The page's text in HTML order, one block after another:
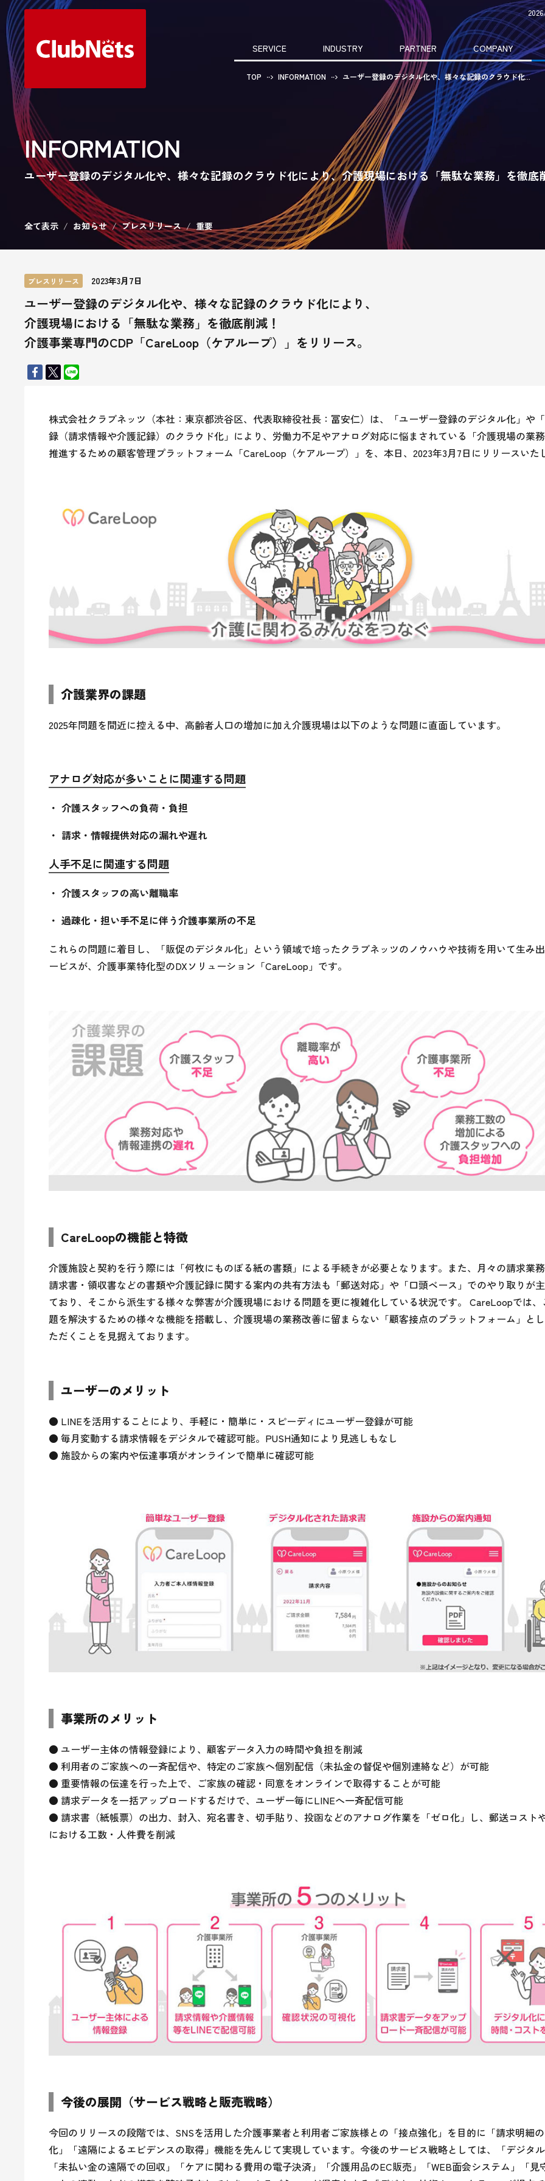
SERVICE INDUSTRY PARTNER COMPANY
TOP INFORMATION ユーザー登録のデジタル化や、様々な記録のクラウド化...
INFORMATION
ユーザー登録のデジタル化や、様々な記録のクラウド化により、介護現場における「無駄な業務」を徹
全て表示 お知らせ プレスリリース 重要
プレスリリース 2023年3月7日
ユーザー登録のデジタル化や、様々な記録のクラウド化により、
介護現場における「無駄な業務」を徹底削減！
介護事業専門のCDP「CareLoop（ケアループ）」をリリース。
株式会社クラブネッツ（本社：東京都渋谷区、代表取締役社長：冨安仁）は、「ユーザー登録のデジタル化」や
録（請求情報や介護記録）のクラウド化」により、労働力不足やアナログ対応に悩まされている「介護現場の業
推進するための顧客管理プラットフォーム「CareLoop（ケアループ）」を、本日、2023年3月7日にリリースいた
介護業界の課題
2025年問題を間近に控える中、高齢者人口の増加に加え介護現場は以下のような問題に直面しています。
アナログ対応が多いことに関連する問題
介護スタッフへの負荷・負担
請求・情報提供対応の漏れや遅れ
人手不足に関連する問題
介護スタッフの高い離職率
過疎化・担い手不足に伴う介護事業所の不足
これらの問題に着目し、「販促のデジタル化」という領域で培ったクラブネッツのノウハウや技術を用いて生み
ービスが、介護事業特化型のDXソリューション「CareLoop」です。
CareLoopの機能と特徴
介護施設と契約を行う際には「何枚にものぼる紙の書類」による手続きが必要となります。また、月々の請求業
請求書・領収書などの書類や介護記録に関する案内の共有方法も「郵送対応」や「口頭ベース」でのやり取りが
ており、そこから派生する様々な弊害が介護現場における問題を更に複雑化している状況です。 CareLoopでは
題を解決するための様々な機能を搭載し、介護現場の業務改善に留まらない「顧客接点のプラットフォーム」と
ただくことを見据えております。
ユーザーのメリット
● LINEを活用することにより、手軽に・簡単に・スピーディにユーザー登録が可能
● 毎月変動する請求情報をデジタルで確認可能。PUSH通知により見逃しもなし
● 施設からの案内や伝達事項がオンラインで簡単に確認可能
事業所のメリット
● ユーザー主体の情報登録により、顧客データ入力の時間や負担を削減
● 利用者のご家族への一斉配信や、特定のご家族へ個別配信（未払金の督促や個別連絡など）が可能
● 重要情報の伝達を行った上で、ご家族の確認・同意をオンラインで取得することが可能
● 請求データを一括アップロードするだけで、ユーザー毎にLINEへ一斉配信可能
● 請求書（紙帳票）の出力、封入、宛名書き、切手貼り、投函などのアナログ作業を「ゼロ化」し、郵送コスト
における工数・人件費を削減
今後の展開（サービス戦略と販売戦略）
今回のリリースの段階では、SNSを活用した介護事業者と利用者ご家族様との「接点強化」を目的に「請求明細
化」「遠隔によるエビデンスの取得」機能を先んじて実現しています。今後のサービス戦略としては、「デジタ
「未払い金の遠隔での回収」「ケアに関わる費用の電子決済」「介護用品のEC販売」「WEB面会システム」「見